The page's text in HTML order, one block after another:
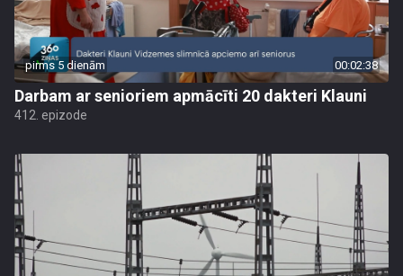
pirms 5 dienām 00:02:38
Darbam ar senioriem apmācīti 20 dakteri Klauni
412. epizode